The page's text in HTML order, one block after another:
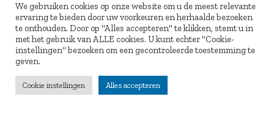
Inlogportaal
Partners
We gebruiken cookies op onze website om u de meest relevante
ervaring te bieden door uw voorkeuren en herhaalde bezoeken
te onthouden. Door op "Alles accepteren" te klikken, stemt u in
met het gebruik van ALLE cookies. U kunt echter "Cookie-
instellingen" bezoeken om een gecontroleerde toestemming te
geven.
Cookie instellingen Alles accepteren